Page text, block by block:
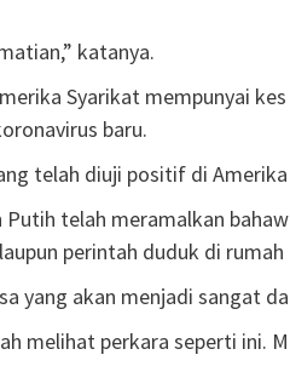
katanya.
Syarikat mempunyai
baru.
telah diuji positif di
telah meramalkan
perintah duduk di
yang akan menjadi sangat
melihat perkara seperti ini.